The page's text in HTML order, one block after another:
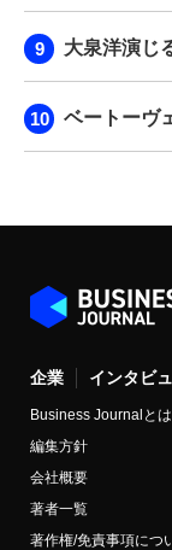
大泉洋演じ
ベートーヴ
企業 インタビ
Business Journalとは
編集方針
会社概要
著者一覧
著作権/免責事項につ